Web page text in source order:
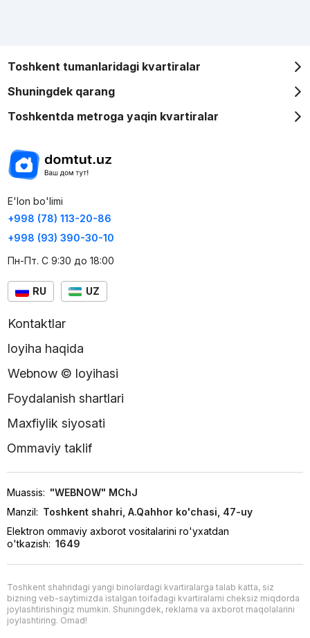
Toshkent tumanlaridagi kvartiralar
Shuningdek qarang
Toshkentda metroga yaqin kvartiralar
E'lon bo'limi
+998 (78) 113-20-86
+998 (93) 390-30-10
Пн-Пт. С 9:30 до 18:00
RU UZ
Kontaktlar
loyiha haqida
Webnow © loyihasi
Foydalanish shartlari
Maxfiylik siyosati
Ommaviy taklif
Muassis: "WEBNOW" MChJ
Manzil: Toshkent shahri, A.Qahhor ko'chasi, 47-uy
Elektron ommaviy axborot vositalarini ro'yxatdan
o'tkazish: 1649
Toshkent shahridagi yangi binolardagi kvartiralarga talab katta, siz
bizning veb-saytimizda istalgan toifadagi kvartiralarni cheksiz miqdorda
joylashtirishingiz mumkin. Shuningdek, reklama va axborot maqolalarini
joylashtiring. Omad!